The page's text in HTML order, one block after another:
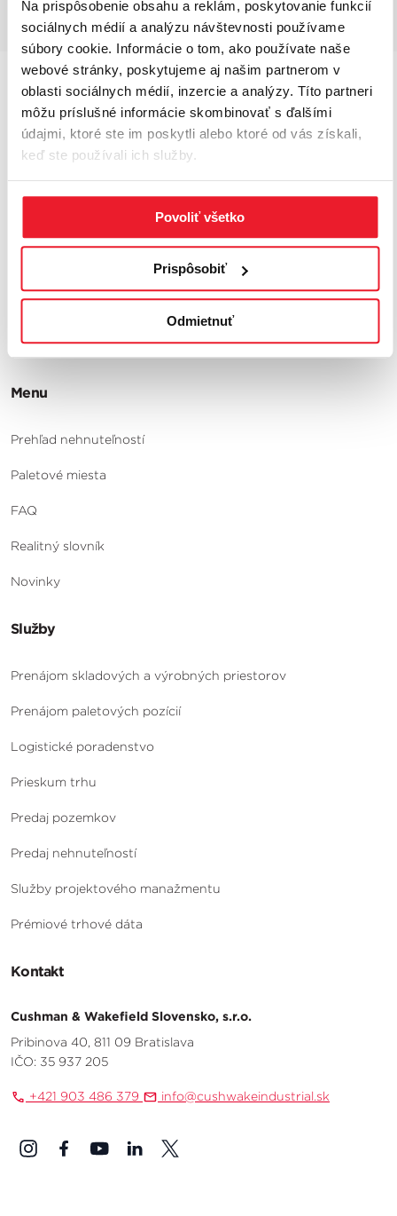
Na prispôsobenie obsahu a reklám, poskytovanie funkcií
sociálnych médií a analýzu návštevnosti používame
súbory cookie. Informácie o tom, ako používate naše
webové stránky, poskytujeme aj našim partnerom v
oblasti sociálnych médií, inzercie a analýzy. Títo partneri
môžu príslušné informácie skombinovať s ďalšími
údajmi, ktoré ste im poskytli alebo ktoré od vás získali,
keď ste používali ich služby.
Povoliť všetko
Prispôsobiť
Odmietnuť
CUSHMAN & WAKEFIELD Slovensko –Komplexné služby v
oblasti prenájmu, predaja a poradenstva pre priemyselné a
logistické nehnuteľnosti. Sme spoľahlivým partnerom pre
developera aj nájomcu.
Pozrite si aj
Menu
Prehľad nehnuteľností
Paletové miesta
FAQ
Realitný slovník
Novinky
Služby
Prenájom skladových a výrobných priestorov
Prenájom paletových pozícií
Logistické poradenstvo
Prieskum trhu
Predaj pozemkov
Predaj nehnuteľností
Služby projektového manažmentu
Prémiové trhové dáta
Kontakt
Cushman & Wakefield Slovensko, s.r.o.
Pribinova 40, 811 09 Bratislava
IČO: 35 937 205
+421 903 486 379 info@cushwakeindustrial.sk